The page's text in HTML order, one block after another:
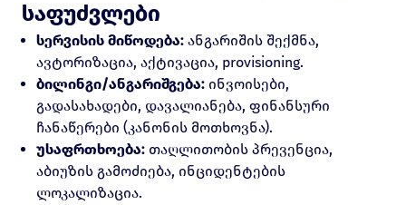
საფუძვლები
სერვისის მიწოდება: ანგარიშის შექმნა,
ავტორიზაცია, აქტივაცია, provisioning.
ბილინგი/ანგარიშგება: ინვოისები,
გადასახადები, დავალიანება, ფინანსური
ჩანაწერები (კანონის მოთხოვნა).
უსაფრთხოება: თაღლითობის პრევენცია,
აბიუზის გამოძიება, ინციდენტების
ლოკალიზაცია.